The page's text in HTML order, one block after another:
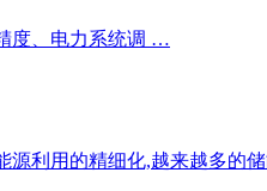
度、电力系统调 …
源利用的精细化,越来越多的